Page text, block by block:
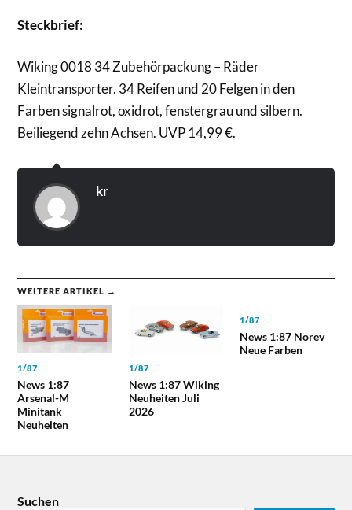
Steckbrief:
Wiking 0018 34 Zubehörpackung – Räder
Kleintransporter. 34 Reifen und 20 Felgen in den
Farben signalrot, oxidrot, fenstergrau und silbern.
Beiliegend zehn Achsen. UVP 14,99 €.
kr
WEITERE ARTIKEL →
1/87
News 1:87
Arsenal-M
Minitank
Neuheiten
1/87
News 1:87 Wiking
Neuheiten Juli
2026
1/87
News 1:87 Norev
Neue Farben
Suchen